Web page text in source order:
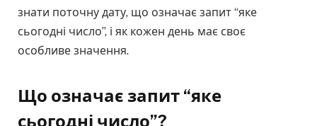
знати поточну дату, що означає запит “яке
сьогодні число”, і як кожен день має своє
особливе значення.
Що означає запит “яке
сьогодні число”?